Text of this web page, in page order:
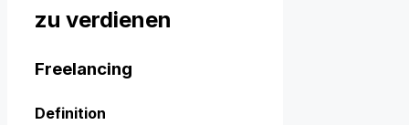
z‬u verdienen
Freelancing
Definition